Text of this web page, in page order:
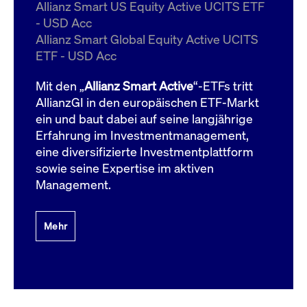
Allianz Smart US Equity Active UCITS ETF
- USD Acc
Allianz Smart Global Equity Active UCITS
ETF - USD Acc
Mit den „Allianz Smart Active“-ETFs tritt
AllianzGI in den europäischen ETF-Markt
ein und baut dabei auf seine langjährige
Erfahrung im Investmentmanagement,
eine diversifizierte Investmentplattform
sowie seine Expertise im aktiven
Management.
Mehr
ApplicationGatewayAffinityCORS
boerse.com
Domain
bis